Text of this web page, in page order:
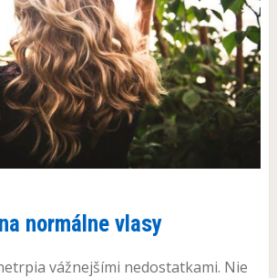
normálne vlasy
vážnejšími nedostatkami. Nie